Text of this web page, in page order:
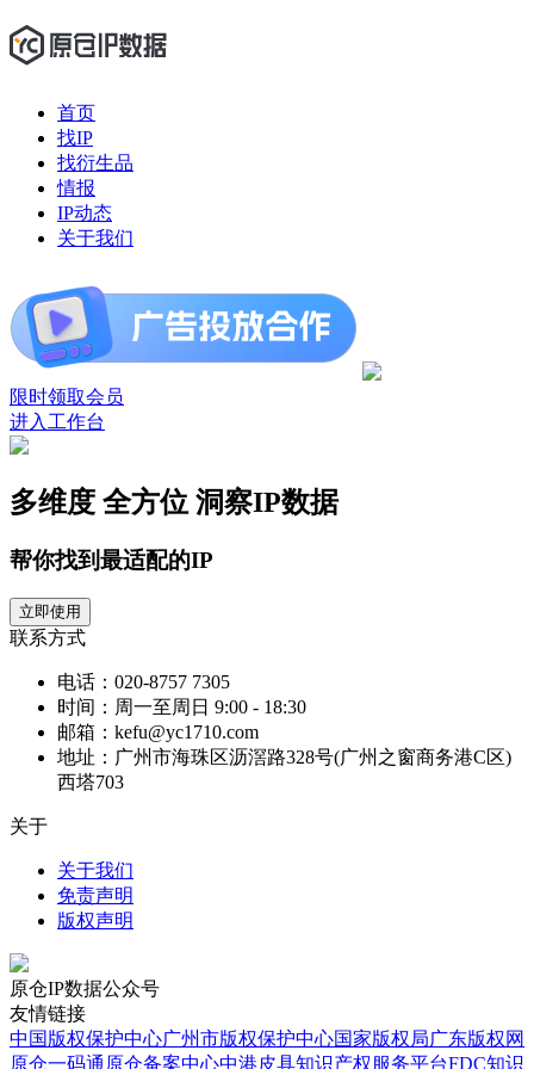
首页
找IP
找衍生品
情报
IP动态
关于我们
限时领取会员
进入工作台
多维度 全方位 洞察IP数据
帮你找到最适配的IP
立即使用
联系方式
电话：020-8757 7305
时间：周一至周日 9:00 - 18:30
邮箱：kefu@yc1710.com
地址：广州市海珠区沥滘路328号(广州之窗商务港C区)
西塔703
关于
关于我们
免责声明
版权声明
原仓IP数据公众号
友情链接
中国版权保护中心广州市版权保护中心国家版权局广东版权网
原仓一码通 原仓备案中心中港皮具知识产权服务平台FDC知识